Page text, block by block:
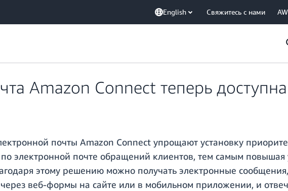
English Свяжитесь с нами
Amazon Connect теперь
почты Amazon Connect упрощают установку
электронной почте обращений клиентов, тем самым повышая
этому решению можно получать электронные
веб-формы на сайте или в мобильном приложении, и